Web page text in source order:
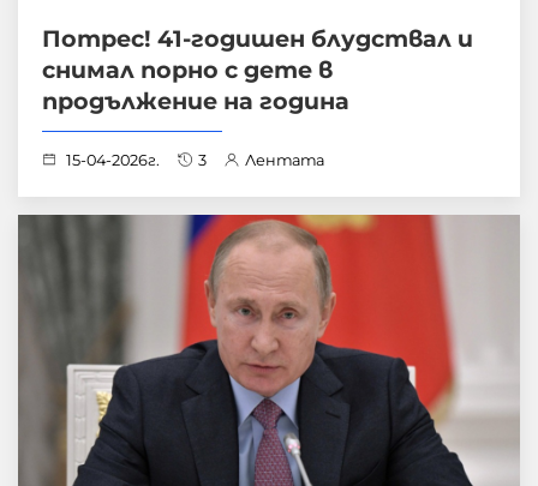
Потрес! 41-годишен блудствал и
снимал порно с дете в
продължение на година
15-04-2026г. 3 Лентата